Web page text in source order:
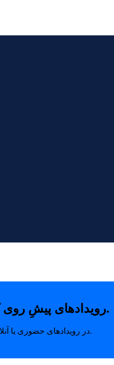
رویدادهای پیشِ روی کامیاب را ببینید و همین امروز با خیال راحت جای خودتان را رزرو کنید.
در رویدادهای حضوری یا آنلاین ما شرکت کنید، مهارت‌های کاربردی بیاموزید و ارتباطاتی بسازید که مسیر رشد شما را متحول می‌کند.